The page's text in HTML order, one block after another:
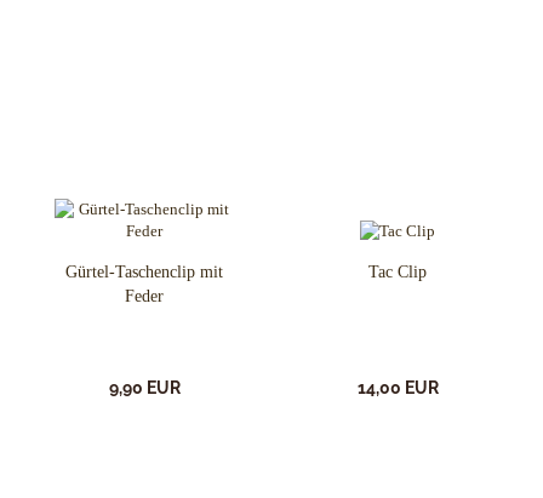
Gürtel-Taschenclip mit
Feder
9,90 EUR
Tac Clip
14,00 EUR